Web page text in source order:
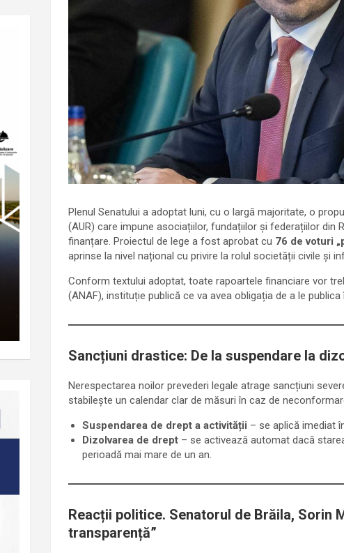
Plenul Senatului a adoptat luni, cu o largă majoritate, o
(AUR) care impune asociațiilor, fundațiilor și federațiilor din
finanțare. Proiectul de lege a fost aprobat cu 76 de voturi
aprinse la nivel național cu privire la rolul societății civile și
Conform textului adoptat, toate rapoartele financiare vor
(ANAF), instituție publică ce va avea obligația de a le
Sancțiuni drastice: De la suspendare la
Nerespectarea noilor prevederi legale atrage sancțiuni
stabilește un calendar clar de măsuri în caz de
Suspendarea de drept a activității – se aplică imediat
Dizolvarea de drept– se activează automat dacă
perioadă mai mare de un an.
Reacții politice. Senatorul de Brăila, Sorin
transparență”